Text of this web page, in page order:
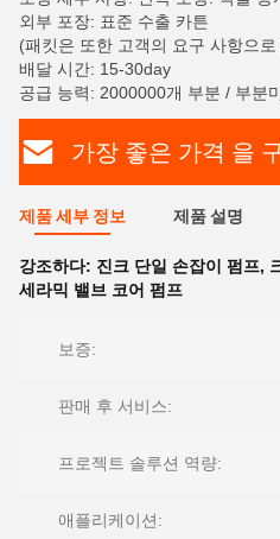
외부 포장: 표준 수출 카튼
(패킷은 또한 고객의 요구 사항으
배달 시간: 15-30day
공급 능력: 2000000개 부분 / 부분
가장 좋은 가격 을
제품 세부 정보 제품 설명
강조하다: 진크 단일 손잡이 펌프,
세라믹 밸브 코어 펌프
보증:
판매 후 서비스:
프로젝트 솔루션 역량:
애플리케이션: